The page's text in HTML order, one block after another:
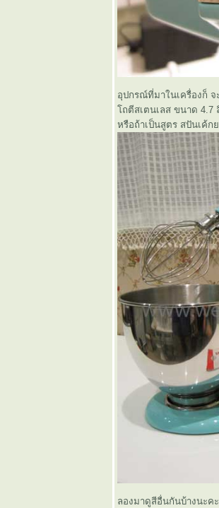
อุปกรณ์ที่มาในเครื่องก็
ถตีสเตนเลส ขนาด 4.7
หรือถ้าเป็นสูตร สปันเค้
ลองมาดูสีอื่นกันบ้างนะคะ